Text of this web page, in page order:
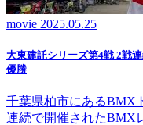
movie 2025.05.25
大東建託シリーズ第4戦 2戦
優勝
千葉県柏市にあるBMX
連続で開催されたBMX